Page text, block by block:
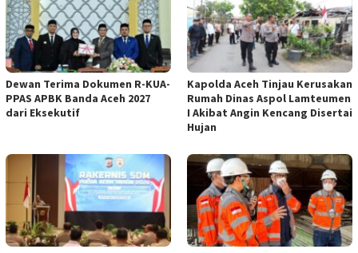
Dewan Terima Dokumen R-KUA-
PPAS APBK Banda Aceh 2027
dari Eksekutif
Kapolda Aceh Tinjau Kerusakan
Rumah Dinas Aspol Lamteumen
I Akibat Angin Kencang Disertai
Hujan